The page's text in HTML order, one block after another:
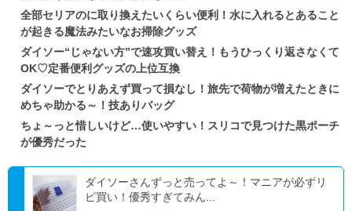
全部セリアのに取り換えたいくらい便利！水に入れるとあること
が起きる魔法みたいなお掃除グッズ
ダイソー“じゃない方”で速攻買い替え！もうひっくり返さなくて
OK♡定番便利グッズの上位互換
ダイソーでとりあえず買って損なし！旅先で荷物が増えたときに
めちゃ助かる～！技ありバッグ
ちょ～っと惜しいけど…使いやすい！スリコで見つけた黒ポーチ
が優秀だった
ダイソーさんずっと売ってよ～！マニアが必ずリ
ピ買い！優秀すぎてみん...